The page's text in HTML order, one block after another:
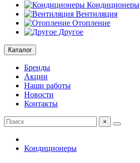
Кондиционеры
Вентиляция
Отопление
Другое
Каталог
Бренды
Акции
Наши работы
Новости
Контакты
×
Кондиционеры